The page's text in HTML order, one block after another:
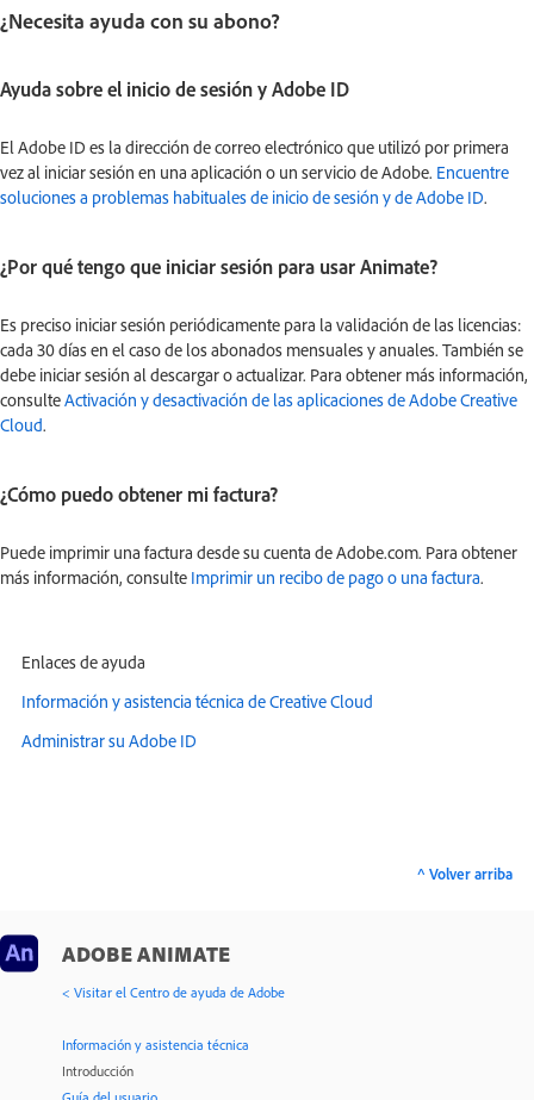
¿Necesita ayuda con su abono?
Ayuda sobre el inicio de sesión y Adobe ID
El Adobe ID es la dirección de correo electrónico que utilizó por primera
vez al iniciar sesión en una aplicación o un servicio de Adobe. Encuentre
soluciones a problemas habituales de inicio de sesión y de Adobe ID.
¿Por qué tengo que iniciar sesión para usar Animate?
Es preciso iniciar sesión periódicamente para la validación de las licencias:
cada 30 días en el caso de los abonados mensuales y anuales. También se
debe iniciar sesión al descargar o actualizar. Para obtener más información,
consulteActivación y desactivación de las aplicaciones de Adobe Creative
Cloud.
¿Cómo puedo obtener mi factura?
Puede imprimir una factura desde su cuenta de Adobe.com. Para obtener
más información, consulte Imprimir un recibo de pago o una factura.
Enlaces de ayuda
Información y asistencia técnica de Creative Cloud
Administrar su Adobe ID
ADOBE ANIMATE
< Visitar el Centro de ayuda de Adobe
Información y asistencia técnica
Introducción
^ Volver arriba